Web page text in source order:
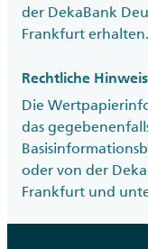
der DekaBank
Frankfurt erhalten.
Rechtliche
Die
das
oder von der
Frankfurt und